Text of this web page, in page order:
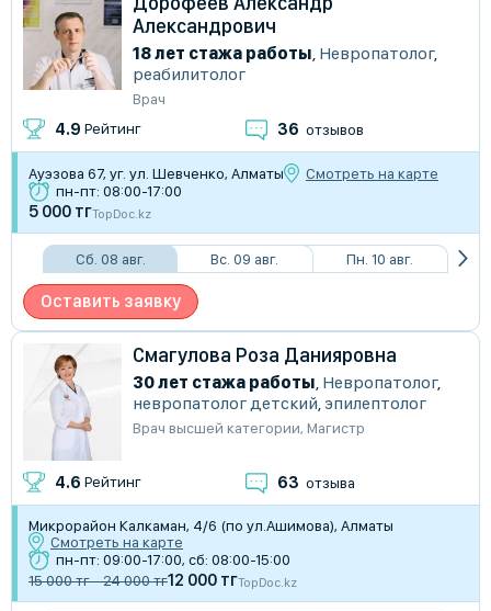
Александрович
18 лет стажа работы, Невропатолог,
реабилитолог
Врач
4.9 Рейтинг 36 отзывов
Ауэзова 67, уг. ул. Шевченко, Алматы
Смотреть на карте
пн-пт: 08:00-17:00
5 000 тгTopDoc.kz
Сб. 08 авг. Вс. 09 авг. Пн. 10 авг.
Оставить заявку
Смагулова Роза Данияровна
30 лет стажа работы, Невропатолог,
невропатолог детский, эпилептолог
Врач высшей категории, Магистр
4.6 Рейтинг 63 отзыва
Микрорайон Калкаман, 4/6 (по ул.Ашимова), Алматы
Смотреть на карте
пн-пт: 09:00-17:00, сб: 08:00-15:00
15 000 тг - 24 000 тг12 000 тгTopDoc.kz